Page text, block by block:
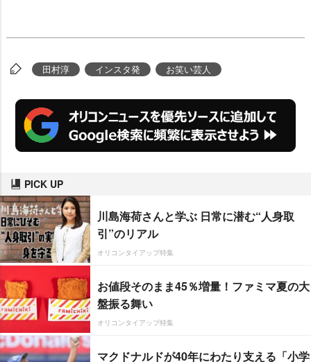
田村淳 インスタ発 お笑い芸人
PICK UP
川島海荷さんと学ぶ 日常に潜む“人身取
引”のリアル
オリコンタイアップ特集
お値段そのまま45％増量！ファミマ夏の大
盤振る舞い
オリコンタイアップ特集
マクドナルドが40年にわたり支える「小学